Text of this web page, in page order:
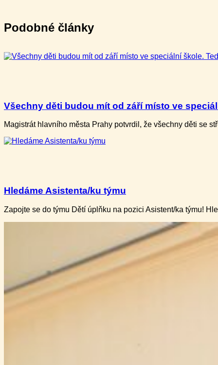
Podobné články
Všechny děti budou mít od září místo ve
Magistrát hlavního města Prahy potvrdil, že všechny děti​ se
Hledáme Asistenta/ku týmu
Zapojte se do týmu Dětí úplňku na pozici Asistent/ka týmu!